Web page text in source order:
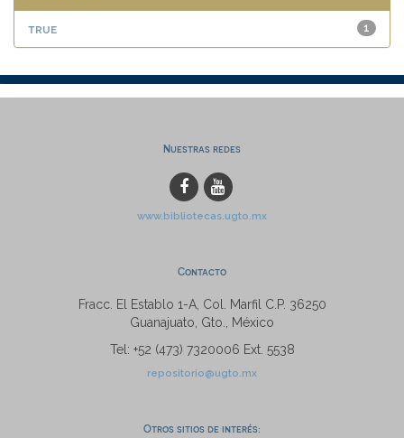
1
true
Nuestras redes
www.bibliotecas.ugto.mx
Contacto
Fracc. El Establo 1-A, Col. Marfil C.P. 36250
Guanajuato, Gto., México
Tel: +52 (473) 7320006 Ext. 5538
repositorio@ugto.mx
Otros sitios de interés: